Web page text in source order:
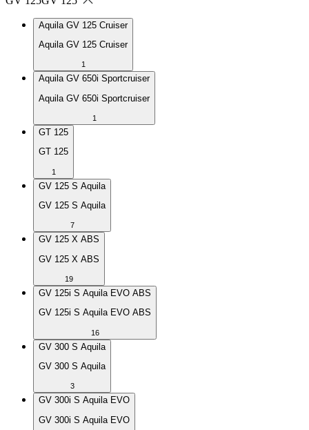
Aquila GV 125 Cruiser
Aquila GV 125 Cruiser
1
Aquila GV 650i Sportcruiser
Aquila GV 650i Sportcruiser
1
GT 125
GT 125
1
GV 125 S Aquila
GV 125 S Aquila
7
GV 125 X ABS
GV 125 X ABS
19
GV 125i S Aquila EVO ABS
GV 125i S Aquila EVO ABS
16
GV 300 S Aquila
GV 300 S Aquila
3
GV 300i S Aquila EVO
GV 300i S Aquila EVO